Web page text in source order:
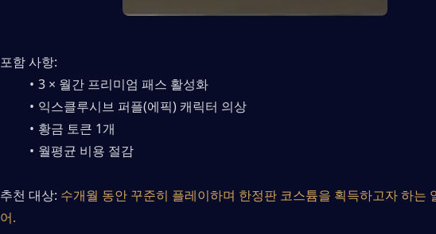
포함 사항:
3 × 월간 프리미엄 패스 활성화
익스클루시브 퍼플(에픽) 캐릭터 의상
황금 토큰 1개
월평균 비용 절감
추천 대상: 수개월 동안 꾸준히 플레이하며 한정판 코스튬을 획득하고자 하는
어.